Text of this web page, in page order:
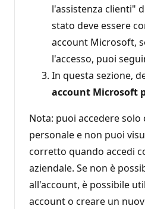
l'assistenza clienti"
stato deve essere
account Microsoft,
l'accesso, puoi
In questa sezione,
account Microsoft
Nota: puoi accedere solo
personale e non puoi
corretto quando accedi
aziendale. Se non è
all'account, è possibile
account o creare un